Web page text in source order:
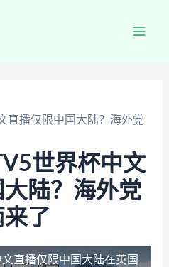
直播仅限中国大陆？海外党
世界杯中文
陆？海外党
了
直播仅限中国大陆在英国